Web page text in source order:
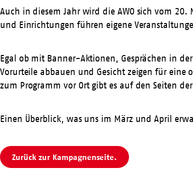
Auch in diesem Jahr wird die AWO sich vom
und Einrichtungen führen eigene
Egal ob mit Banner-Aktionen, Gesprächen in
Vorurteile abbauen und Gesicht zeigen für
zum Programm vor Ort gibt es auf den Seiten
Einen Überblick, was uns im März und April
Zurück zur Kampagnenseite.